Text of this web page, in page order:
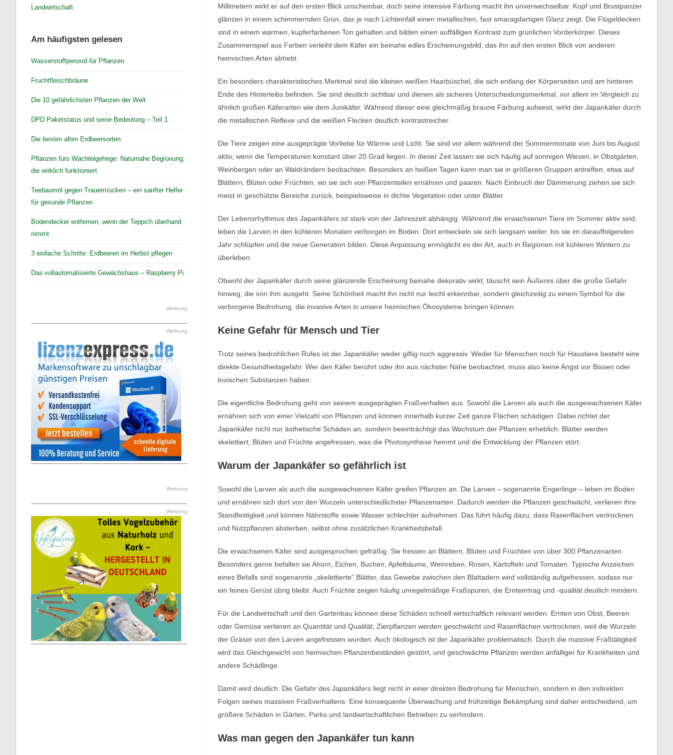
Millimetern wirkt er auf den ersten Blick unscheinbar, doch seine intensive Färbung macht ihn unverwechselbar. Kopf und Brustpanzer
glänzen in einem schimmernden Grün, das je nach Lichteinfall einen metallischen, fast smaragdartigen Glanz zeigt. Die Flügeldecken
sind in einem warmen, kupferfarbenen Ton gehalten und bilden einen auffälligen Kontrast zum grünlichen Vorderkörper. Dieses
Zusammenspiel aus Farben verleiht dem Käfer ein beinahe edles Erscheinungsbild, das ihn auf den ersten Blick von anderen
heimischen Arten abhebt.
Ein besonders charakteristisches Merkmal sind die kleinen weißen Haarbüschel, die sich entlang der Körperseiten und am hinteren
Ende des Hinterleibs befinden. Sie sind deutlich sichtbar und dienen als sicheres Unterscheidungsmerkmal, vor allem im Vergleich zu
ähnlich großen Käferarten wie dem Junikäfer. Während dieser eine gleichmäßig braune Färbung aufweist, wirkt der Japankäfer durch
die metallischen Reflexe und die weißen Flecken deutlich kontrastreicher.
Die Tiere zeigen eine ausgeprägte Vorliebe für Wärme und Licht. Sie sind vor allem während der Sommermonate von Juni bis August
aktiv, wenn die Temperaturen konstant über 20 Grad liegen. In dieser Zeit lassen sie sich häufig auf sonnigen Wiesen, in Obstgärten,
Weinbergen oder an Waldrändern beobachten. Besonders an heißen Tagen kann man sie in größeren Gruppen antreffen, etwa auf
Blättern, Blüten oder Früchten, wo sie sich von Pflanzenteilen ernähren und paaren. Nach Einbruch der Dämmerung ziehen sie sich
meist in geschützte Bereiche zurück, beispielsweise in dichte Vegetation oder unter Blätter.
Der Lebensrhythmus des Japankäfers ist stark von der Jahreszeit abhängig. Während die erwachsenen Tiere im Sommer aktiv sind,
leben die Larven in den kühleren Monaten verborgen im Boden. Dort entwickeln sie sich langsam weiter, bis sie im darauffolgenden
Jahr schlüpfen und die neue Generation bilden. Diese Anpassung ermöglicht es der Art, auch in Regionen mit kühleren Wintern zu
überleben.
Obwohl der Japankäfer durch seine glänzende Erscheinung beinahe dekorativ wirkt, täuscht sein Äußeres über die große Gefahr
hinweg, die von ihm ausgeht. Seine Schönheit macht ihn nicht nur leicht erkennbar, sondern gleichzeitig zu einem Symbol für die
verborgene Bedrohung, die invasive Arten in unsere heimischen Ökosysteme bringen können.
Keine Gefahr für Mensch und Tier
Trotz seines bedrohlichen Rufes ist der Japankäfer weder giftig noch aggressiv. Weder für Menschen noch für Haustiere besteht eine
direkte Gesundheitsgefahr. Wer den Käfer berührt oder ihn aus nächster Nähe beobachtet, muss also keine Angst vor Bissen oder
toxischen Substanzen haben.
Die eigentliche Bedrohung geht von seinem ausgeprägten Fraßverhalten aus. Sowohl die Larven als auch die ausgewachsenen Käfer
ernähren sich von einer Vielzahl von Pflanzen und können innerhalb kurzer Zeit ganze Flächen schädigen. Dabei richtet der
Japankäfer nicht nur ästhetische Schäden an, sondern beeinträchtigt das Wachstum der Pflanzen erheblich. Blätter werden
skelettiert, Blüten und Früchte angefressen, was die Photosynthese hemmt und die Entwicklung der Pflanzen stört.
Warum der Japankäfer so gefährlich ist
Sowohl die Larven als auch die ausgewachsenen Käfer greifen Pflanzen an. Die Larven – sogenannte Engerlinge – leben im Boden
und ernähren sich dort von den Wurzeln unterschiedlichster Pflanzenarten. Dadurch werden die Pflanzen geschwächt, verlieren ihre
Standfestigkeit und können Nährstoffe sowie Wasser schlechter aufnehmen. Das führt häufig dazu, dass Rasenflächen vertrocknen
und Nutzpflanzen absterben, selbst ohne zusätzlichen Krankheitsbefall.
Die erwachsenen Käfer sind ausgesprochen gefräßig. Sie fressen an Blättern, Blüten und Früchten von über 300 Pflanzenarten.
Besonders gerne befallen sie Ahorn, Eichen, Buchen, Apfelbäume, Weinreben, Rosen, Kartoffeln und Tomaten. Typische Anzeichen
eines Befalls sind sogenannte „skelettierte“ Blätter, das Gewebe zwischen den Blattadern wird vollständig aufgefressen, sodass nur
ein feines Gerüst übrig bleibt. Auch Früchte zeigen häufig unregelmäßige Fraßspuren, die Ernteertrag und -qualität deutlich mindern.
Für die Landwirtschaft und den Gartenbau können diese Schäden schnell wirtschaftlich relevant werden. Ernten von Obst, Beeren
oder Gemüse verlieren an Quantität und Qualität, Zierpflanzen werden geschwächt und Rasenflächen vertrocknen, weil die Wurzeln
der Gräser von den Larven angefressen wurden. Auch ökologisch ist der Japankäfer problematisch. Durch die massive Fraßtätigkeit
wird das Gleichgewicht von heimischen Pflanzenbeständen gestört, und geschwächte Pflanzen werden anfälliger für Krankheiten und
andere Schädlinge.
Damit wird deutlich: Die Gefahr des Japankäfers liegt nicht in einer direkten Bedrohung für Menschen, sondern in den indirekten
Folgen seines massiven Fraßverhaltens. Eine konsequente Überwachung und frühzeitige Bekämpfung sind daher entscheidend, um
größere Schäden in Gärten, Parks und landwirtschaftlichen Betrieben zu verhindern.
Was man gegen den Japankäfer tun kann
Landwirtschaft
Am häufigsten gelesen
Wasserstoffperoxid für Pflanzen
Fruchtfleischbräune
Die 10 gefährlichsten Pflanzen der Welt
DPD Paketstatus und seine Bedeutung – Teil 1
Die besten alten Erdbeersorten
Pflanzen fürs Wachtelgehege: Naturnahe Begrünung,
die wirklich funktioniert
Teebaumöl gegen Trauermücken – ein sanfter Helfer
für gesunde Pflanzen
Bodendecker entfernen, wenn der Teppich überhand
nimmt
3 einfache Schritte: Erdbeeren im Herbst pflegen
Das vollautomatisierte Gewächshaus – Raspberry Pi
Werbung
Werbung
Werbung
Werbung